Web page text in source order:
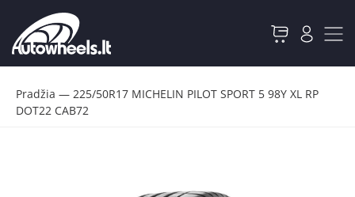
Pradžia — 225/50R17 MICHELIN PILOT SPORT 5 98Y XL RP
DOT22 CAB72